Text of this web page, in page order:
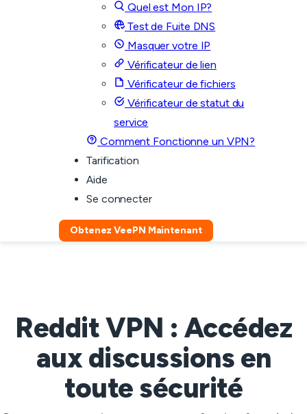
Quel est Mon IP?
Test de Fuite DNS
Masquer votre IP
Vérificateur de lien
Vérificateur de fichiers
Vérificateur de statut du
service
Comment Fonctionne un VPN?
Tarification
Aide
Se connecter
Obtenez VeePN Maintenant
Reddit VPN : Accédez
aux discussions en
toute sécurité